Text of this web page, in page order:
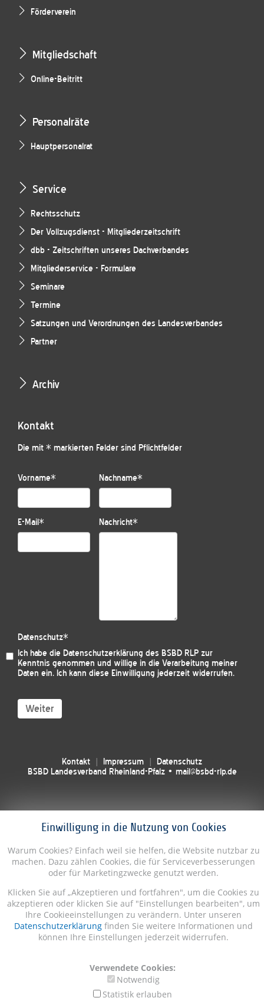
Einwilligung in die Nutzung von Cookies
Warum Cookies? Einfach weil sie helfen, die Website nutzbar zu
machen. Dazu zählen Cookies, die für Serviceverbesserungen
oder für Marketingzwecke genutzt werden.
Klicken Sie auf „Akzeptieren und fortfahren", um die Cookies zu
akzeptieren oder klicken Sie auf "Einstellungen bearbeiten", um
Ihre Cookieeinstellungen zu verändern. Unter unseren
Datenschutzerklärung finden Sie weitere Informationen und
können Ihre Einstellungen jederzeit widerrufen.
Verwendete Cookies:
Notwendig
Statistik erlauben
Förderverein
Mitgliedschaft
Online-Beitritt
Personalräte
Hauptpersonalrat
Service
Rechtsschutz
Der Vollzugsdienst - Mitgliederzeitschrift
dbb - Zeitschriften unseres Dachverbandes
Mitgliederservice - Formulare
Seminare
Termine
Satzungen und Verordnungen des Landesverbandes
Partner
Archiv
Kontakt
Die mit * markierten Felder sind Pflichtfelder
Vorname* Nachname*
E-Mail* Nachricht*
Datenschutz*
Ich habe die Datenschutzerklärung des BSBD RLP zur
Kenntnis genommen und willige in die Verarbeitung meiner
Daten ein. Ich kann diese Einwilligung jederzeit widerrufen.
Weiter
Kontakt Impressum
Datenschutz
BSBD Landesverband Rheinland-Pfalz • mail@bsbd-rlp.de